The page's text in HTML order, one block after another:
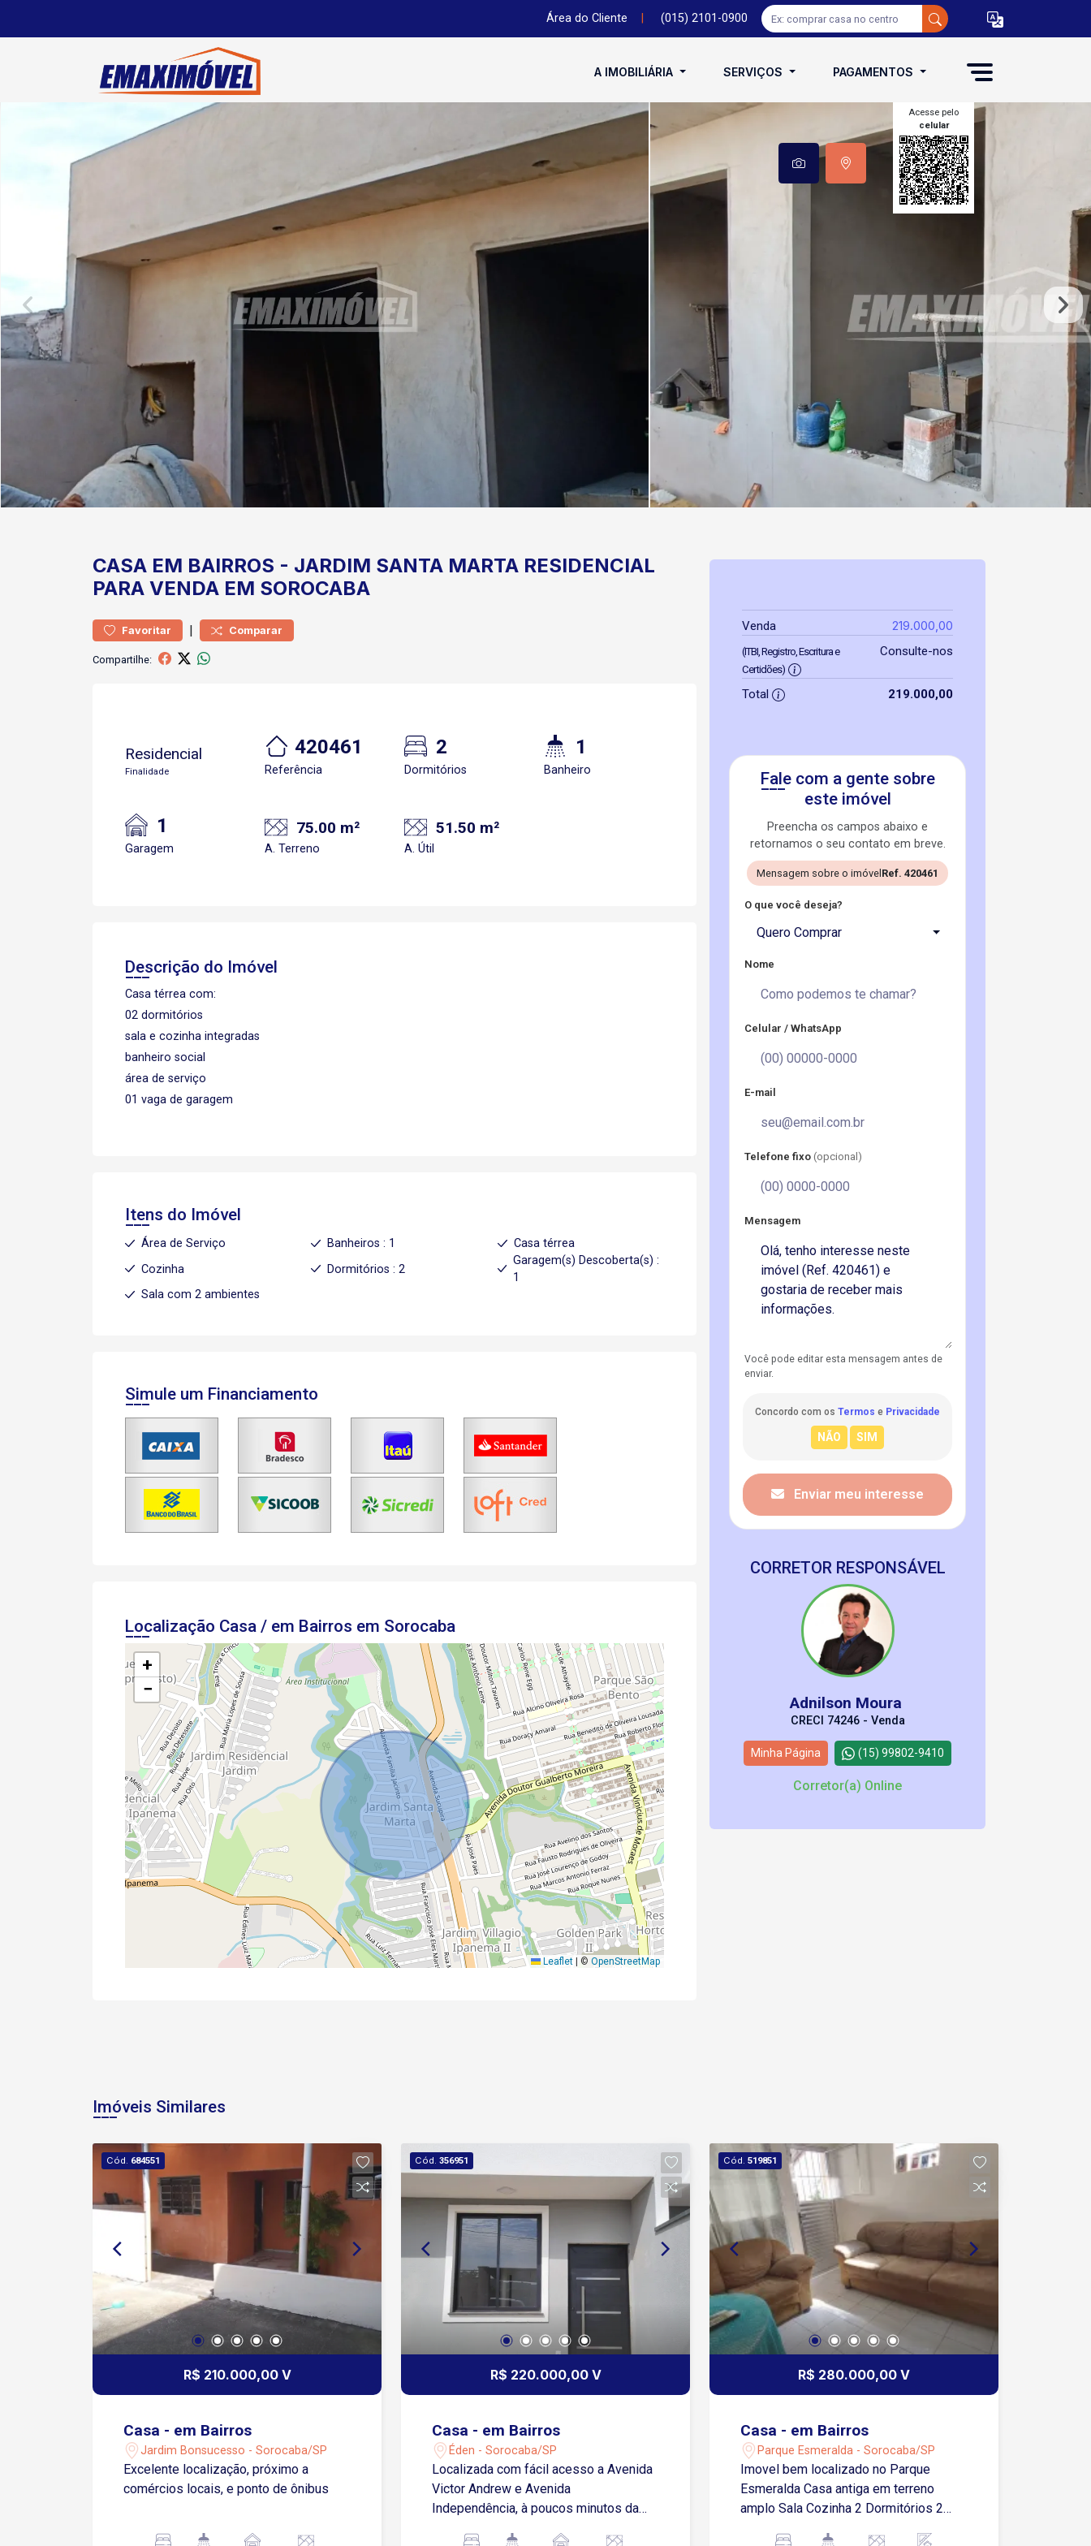
Área do Cliente (015) 2101-0900
A IMOBILIÁRIA SERVIÇOS PAGAMENTOS
Acesse pelo
celular
CASA EM BAIRROS - JARDIM SANTA MARTA RESIDENCIAL
PARA VENDA EM SOROCABA
Favoritar | Comparar
Compartilhe:
Residencial
Finalidade
420461
Referência
2
Dormitórios
1
Banheiro
1
Garagem
75.00 m²
A. Terreno
51.50 m²
A. Útil
Descrição do Imóvel
Casa térrea com:
02 dormitórios
sala e cozinha integradas
banheiro social
área de serviço
01 vaga de garagem
Itens do Imóvel
Área de Serviço Banheiros : 1
Casa térrea
Cozinha
Dormitórios : 2
Garagem(s) Descoberta(s) :
1
Sala com 2 ambientes
Simule um Financiamento
Localização Casa / em Bairros em Sorocaba
+
−
Leaflet © OpenStreetMap
Venda 219.000,00
(ITBI, Registro, Escritura e
Certidões)
Consulte-nos
Total 219.000,00
Fale com a gente sobre
este imóvel
Preencha os campos abaixo e
retornamos o seu contato em breve.
Mensagem sobre o imóvel Ref. 420461
O que você deseja?
Quero Comprar
Nome
Celular / WhatsApp
E-mail
Telefone fixo (opcional)
Mensagem
Você pode editar esta mensagem antes de
enviar.
Concordo com os Termos e Privacidade
Enviar meu interesse
CORRETOR RESPONSÁVEL
Adnilson Moura
CRECI 74246 - Venda
Minha Página (15) 99802-9410
Corretor(a) Online
Imóveis Similares
Cód. 684551
R$ 210.000,00 V
Casa - em Bairros
Jardim Bonsucesso - Sorocaba/SP
Excelente localização, próximo a
comércios locais, e ponto de ônibus
Cód. 356951
R$ 220.000,00 V
Casa - em Bairros
Éden - Sorocaba/SP
Localizada com fácil acesso a Avenida
Victor Andrew e Avenida
Independência, à poucos minutos da
Cód. 519851
R$ 280.000,00 V
Casa - em Bairros
Parque Esmeralda - Sorocaba/SP
Imovel bem localizado no Parque
Esmeralda Casa antiga em terreno
amplo Sala Cozinha 2 Dormitórios 2